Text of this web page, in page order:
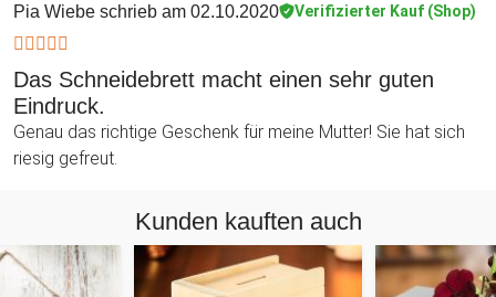
Pia Wiebe schrieb am 02.10.2020 Verifizierter Kauf (Shop)
Das Schneidebrett macht einen sehr guten
Eindruck.
Genau das richtige Geschenk für meine Mutter! Sie hat sich
riesig gefreut.
Kunden kauften auch